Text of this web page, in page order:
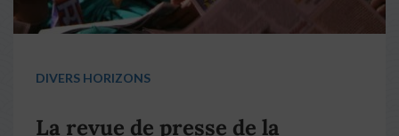
DIVERS HORIZONS
La revue de presse de la